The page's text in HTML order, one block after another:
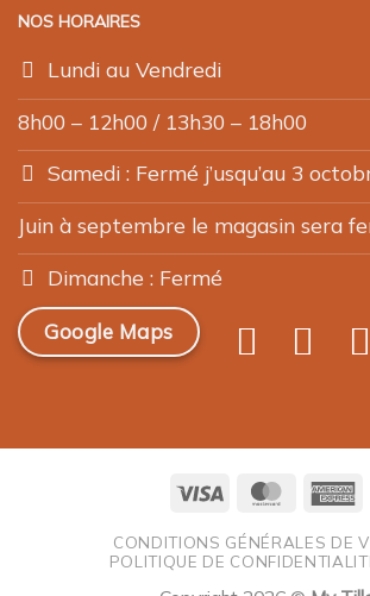
NOS HORAIRES
Lundi au Vendredi
8h00 – 12h00 / 13h30 – 18h00
Samedi : Fermé j’usqu’au 3
Juin à septembre le magasin sera
Dimanche : Fermé
Google Maps
Visa
CONDITIONS GÉNÉRALES DE
POLITIQUE DE